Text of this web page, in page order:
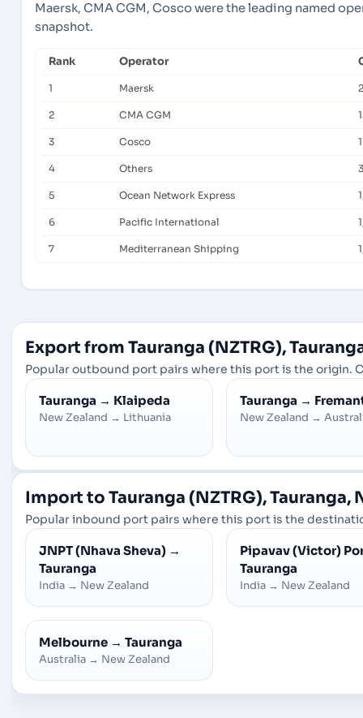
Maersk, CMA CGM, Cosco were the leading named
snapshot.
Rank Operator
1 Maersk
2 CMA CGM
3 Cosco
4 Others
5 Ocean Network Express
6 Pacific International
7 Mediterranean Shipping
Export from Tauranga (NZTRG),
Popular outbound port pairs where this port is the origin.
Tauranga → Klaipeda
New Zealand → Lithuania
Tauranga →
New Zealand →
Import to Tauranga (NZTRG), Tauranga,
Popular inbound port pairs where this port is the
JNPT (Nhava Sheva) →
Tauranga
India → New Zealand
Pipavav (Victor)
Tauranga
India → New Zealand
Melbourne → Tauranga
Australia → New Zealand